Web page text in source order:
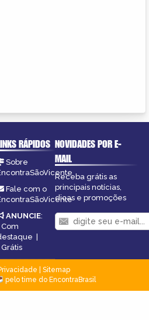
RÁPIDOS
Sobre
Fale com o
ANUNCIE:
Com
|
Grátis
NOVIDADES POR E-
MAIL
Receba grátis as
principais notícias,
dicas e promoções
Sitemap
pelo time do EncontraBrasil